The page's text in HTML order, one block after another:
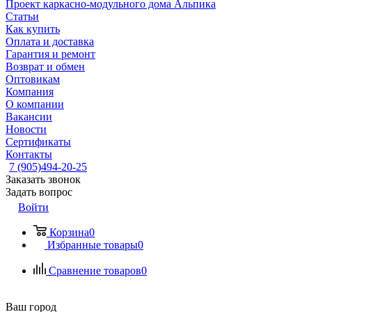
Проект каркасно-модульного дома Альпика
Статьи
Как купить
Оплата и доставка
Гарантия и ремонт
Возврат и обмен
Оптовикам
Компания
О компании
Вакансии
Новости
Сертификаты
Контакты
7 (905)494-20-25
Заказать звонок
Задать вопрос
Войти
Корзина0
Избранные товары0
Сравнение товаров0
Ваш город